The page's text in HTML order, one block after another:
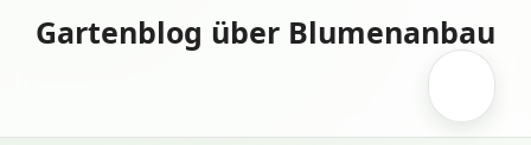
InhaltGartenblog über Blumenanbau